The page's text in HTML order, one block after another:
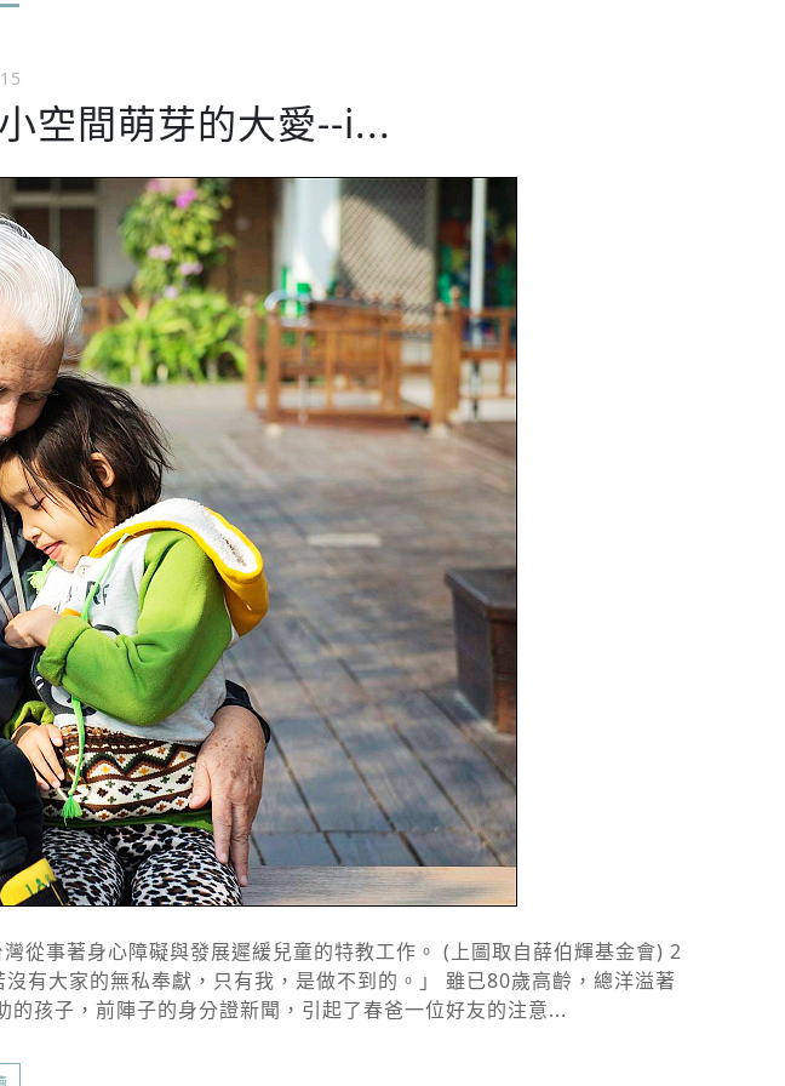
空間萌芽的大愛--i...
從事著身心障礙與發展遲緩兒童的特教工作。 (上圖取自薛伯輝基金會) 2
有大家的無私奉獻，只有我，是做不到的。」 雖已80歲高齡，總洋溢著
孩子，前陣子的身分證新聞，引起了春爸一位好友的注意...